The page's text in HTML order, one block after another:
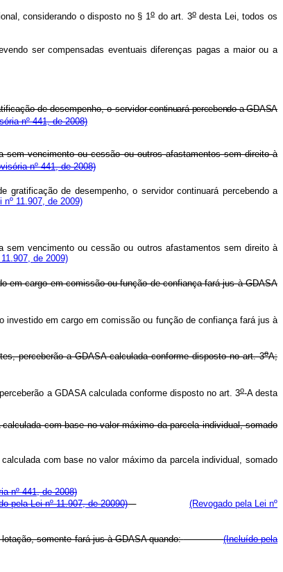
considerando o disposto no § 1o do art. 3odesta Lei, todos os
ser compensadas eventuais diferenças pagas a maior ou a
de desempenho, o servidorcontinuará percebendo a GDASA
nº 441, de 2008)
vencimento ou cessão ou outros afastamentos sem direito à
nº 441, de 2008)
de desempenho, o servidor continuará percebendo a
11.907, de 2009)
vencimento ou cessão ou outros afastamentos sem direito à
de 2009)
em cargo em comissão ou função de confiança fará jus à GDASA
em cargo em comissão ou função de confiança fará jus à
perceberão a GDASA calculada conforme disposto no art. 3oA;
a GDASA calculada conforme disposto no art. 3o-A desta
com base no valor máximo da parcela individual, somado
com base no valor máximo da parcela individual, somado
nº 441, de 2008)
pela Lei nº 11.907, de 20090)
(Revogado pela Lei nº
somente fará jus à GDASA quando:
(Incluído pela